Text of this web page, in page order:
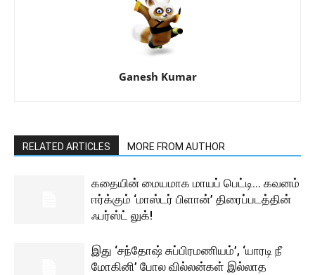
Ganesh Kumar
RELATED ARTICLES MORE FROM AUTHOR
கதையின் மையமாக மாயப் பெட்டி… கவனம்
ஈர்க்கும் ‘மாஸ்டர் பிளான்’ திரைப்படத்தின்
ஃபர்ஸ்ட் லுக்!
இது ‘சந்தோஷ் சுப்பிரமணியம்’, ‘யாரடி நீ
மோகினி’ போல வில்லன்கள் இல்லாத